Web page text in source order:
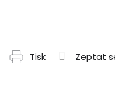
Tisk Zeptat